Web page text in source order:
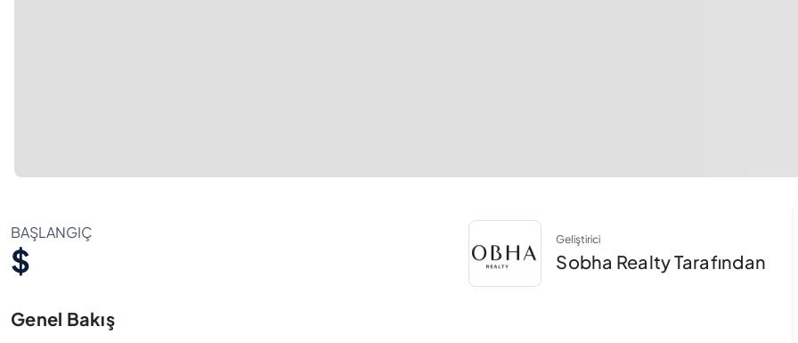
BAŞLANGIÇ
$
Geliştirici
Sobha Realty Tarafından
Genel Bakış